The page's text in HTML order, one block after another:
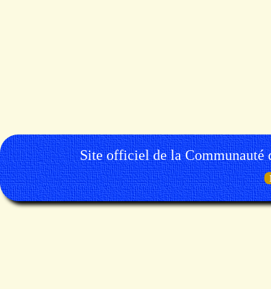
Site officiel de la Communauté